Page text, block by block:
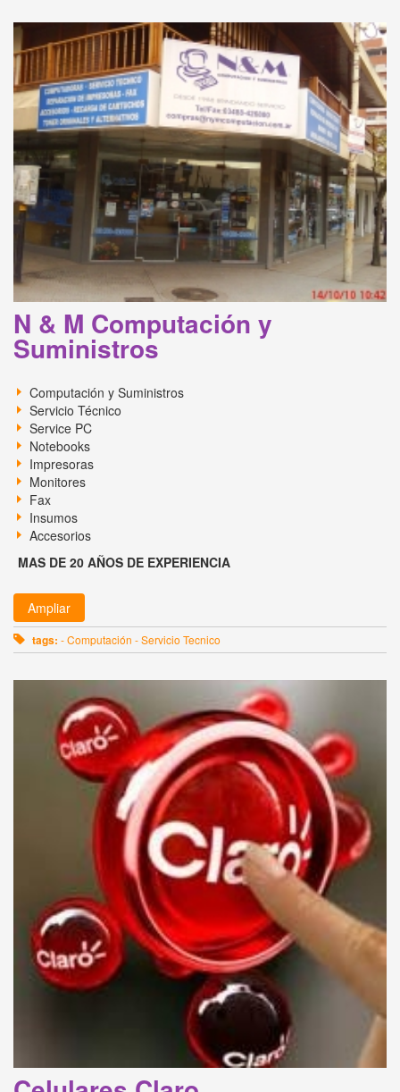
N & M Computación y
Suministros
Computación y Suministros
Servicio Técnico
Service PC
Notebooks
Impresoras
Monitores
Fax
Insumos
Accesorios
MAS DE 20 AÑOS DE EXPERIENCIA
Ampliar
tags: - Computación - Servicio Tecnico